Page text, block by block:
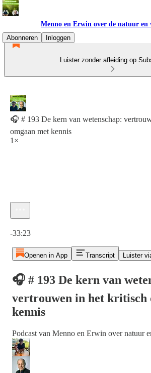
Menno en Erwin over de natuur en
Abonneren
Inloggen
Luister zonder afleiding op
🎧 # 193 De kern van wetenschap:
omgaan met kennis
1×
-33:23
Openen in App Transcript Luister
🎧 # 193 De kern van
vertrouwen in het kritisch
kennis
Podcast van Menno en Erwin over natuur